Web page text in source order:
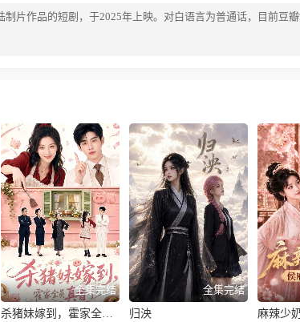
片作品的短剧，于2025年上映。对白语言为普通话，目前豆瓣
全集完结
杀猪妹嫁到，霍家全员真香了
全集完结
归泱